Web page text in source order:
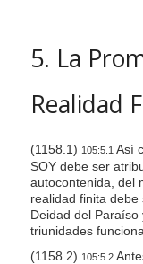
5. La
Realidad
(1158.1) 105:5.1 Así
SOY debe ser
autocontenida, del
realidad finita
Deidad del
triunidades
(1158.2) 105:5.2